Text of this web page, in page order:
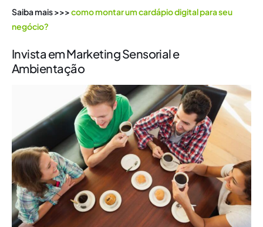
Saiba mais >>>como montar um cardápio digital​ para seu
negócio?
Invista em Marketing Sensorial e
Ambientação